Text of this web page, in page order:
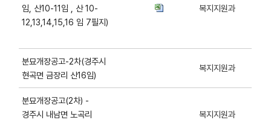
임, 산10-11임 , 산 10-
12,13,14,15,16 임 7필지)
복지지원과
분묘개장공고-2차(경주시
현곡면 금장리 산16임)
복지지원과
분묘개장공고(2차) -
경주시 내남면 노곡리
복지지원과